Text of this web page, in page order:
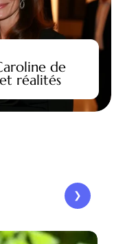
de
réalités